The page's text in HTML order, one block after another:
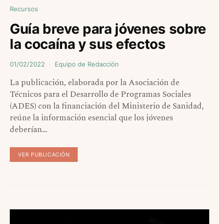
Recursos
Guía breve para jóvenes sobre
la cocaína y sus efectos
01/02/2022 Equipo de Redacción
La publicación, elaborada por la Asociación de
Técnicos para el Desarrollo de Programas Sociales
(ADES) con la financiación del Ministerio de Sanidad,
reúne la información esencial que los jóvenes
deberían…
VER PUBLICACIÓN